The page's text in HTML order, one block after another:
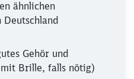
ähnlichen
Deutschland
Gehör und
mit Brille, falls nötig)